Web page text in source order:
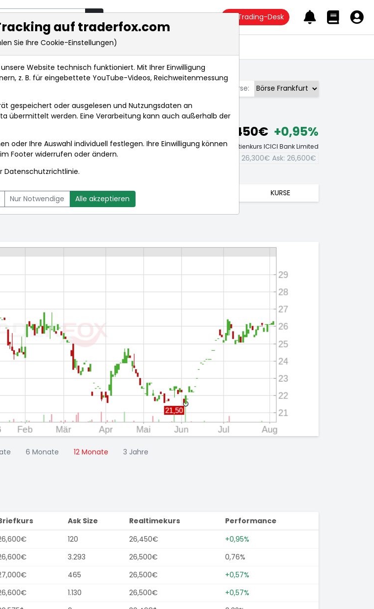
Trading-Desk
Tools Realtimekurse Nachrichten
Börse:
26,450€ +0,95%
Echtzeit-Aktienkurs ICICI Bank Limited
26,300€ Ask: 26,600€
CHARTTOOL KURSE
6 Monate 12 Monate
3 Jahre
Ask Size Realtimekurs
Performance
120 26,450€
+0,95%
3.293 26,500€
0,76%
465 26,500€
+0,57%
1.130 26,500€
+0,57%
auf traderfox.com
Sie Ihre Cookie-Einstellungen)
Website technisch funktioniert. Mit Ihrer Einwilligung
z. B. für eingebettete YouTube-Videos, Reichweitenmessung
gespeichert oder ausgelesen und Nutzungsdaten an
übermittelt werden. Eine Verarbeitung kann auch außerhalb der
oder Ihre Auswahl individuell festlegen. Ihre Einwilligung können
im Footer widerrufen oder ändern.
Datenschutzrichtlinie.
Nur Notwendige Alle akzeptieren